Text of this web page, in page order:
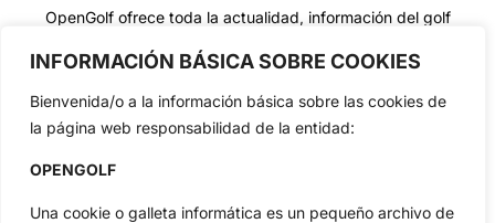
INFORMACIÓN BÁSICA SOBRE COOKIES
Bienvenida/o a la información básica sobre las cookies de
la página web responsabilidad de la entidad:
OPENGOLF
Una cookie o galleta informática es un pequeño archivo de
OpenGolf ofrece toda la actualidad, información del golf
Jon Rahm, LIV Golf, PGA Tour, Ryder Cup, DP World Tour, LPGA
Categorias
Inicio
Actualidad
Amateurs